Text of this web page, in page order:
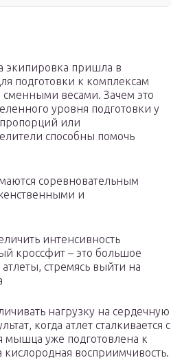
экипировка пришла в
подготовки к комплексам
сменными весами. Зачем это
уровня подготовки у
или
способны помочь
соревновательным
и
интенсивность
кроссфит – это большое
стремясь выйти на
нагрузку на сердечную
когда атлет сталкивается с
мышца уже подготовлена к
восприимчивость.